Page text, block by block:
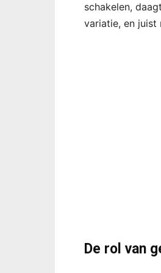
schakelen,
variatie, en
De rol van